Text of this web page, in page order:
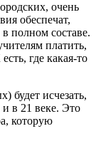
очень
обеспечат,
полном составе.
платить,
где какая-то
будет исчезать,
в 21 веке. Это
которую